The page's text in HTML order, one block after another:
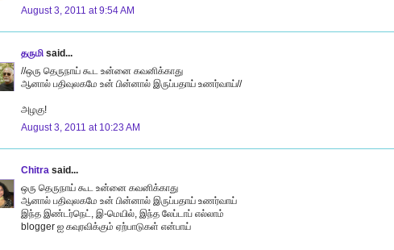
August 3, 2011 at 9:54 AM
தருமி said...
//ஒரு தெருநாய் கூட உன்னை கவனிக்காது
ஆனால் பதிவுலகமே உன் பின்னால் இருப்பதாய் உணர்வாய்//
அழகு!
August 3, 2011 at 10:23 AM
Chitra said...
ஒரு தெருநாய் கூட உன்னை கவனிக்காது
ஆனால் பதிவுலகமே உன் பின்னால் இருப்பதாய் உணர்வாய்
இந்த இண்டர்நெட், இ-மெயில், இந்த லேப்டாப் எல்லாம்
blogger ஐ கவுரவிக்கும் ஏற்பாடுகள் என்பாய்